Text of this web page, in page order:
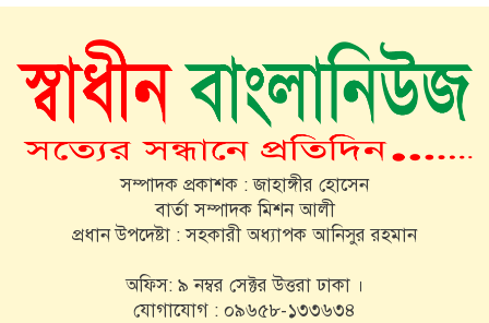
জৈন্তাপুর সারীঘাট উচ্চ বিদ্যালয়ে মাধ্যমিক
স্কুলভিত্তিক বিতর্ক প্রতিযোগিতা অনুষ্ঠিত
গণতন্ত্র ও উন্নয়নের স্বার্থে ঐক্যবদ্ধভাবে কাজ
করতে হবে গৃহায়ন ও গনপূর্ত প্রতিমন্ত্রী
ভিনিসিয়ুস জুনিয়রকে পেতে ১৪৫ মিলিয়ন
ইউরোর প্রস্তাব আর্সেনালের!
অভিনেত্রী রিনা রহমান আর নেই
সম্পাদক প্রকাশক : জাহাঙ্গীর হোসেন
বার্তা সম্পাদক মিশন আলী
প্রধান উপদেষ্টা : সহকারী অধ্যাপক আনিসুর রহমান
অফিস: ৯ নম্বর সেক্টর উত্তরা ঢাকা ।
যোগাযোগ : ০৯৬৫৮-১৩৩৬৩৪